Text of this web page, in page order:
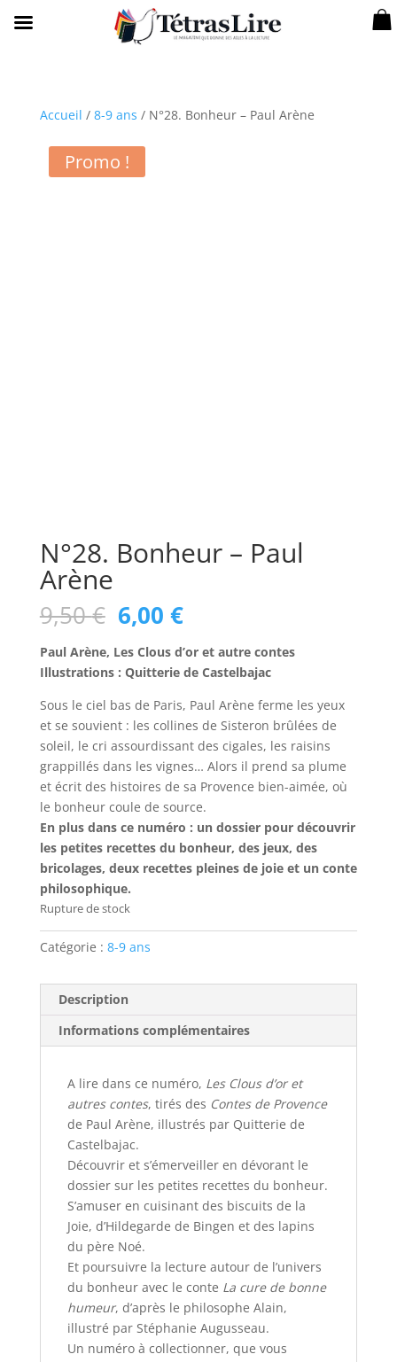
Accueil / 8-9 ans / N°28. Bonheur – Paul Arène
Promo !
N°28. Bonheur – Paul
Arène
9,50€ Le
prix
initial
était :
9,50 €.
6,00 €Le
prix
actuel
est :
6,00 €.
Paul Arène, Les Clous d’or et autre contes
Illustrations : Quitterie de Castelbajac
Sous le ciel bas de Paris, Paul Arène ferme les yeux
et se souvient : les collines de Sisteron brûlées de
soleil, le cri assourdissant des cigales, les raisins
grappillés dans les vignes… Alors il prend sa plume
et écrit des histoires de sa Provence bien-aimée, où
le bonheur coule de source.
En plus dans ce numéro : un dossier pour découvrir
les petites recettes du bonheur, des jeux, des
bricolages, deux recettes pleines de joie et un conte
philosophique.
Rupture de stock
Catégorie : 8-9 ans
Description
Informations complémentaires
A lire dans ce numéro, Les Clous d’or et
autres contes, tirés des Contes de Provence
de Paul Arène, illustrés par Quitterie de
Castelbajac.
Découvrir et s’émerveiller en dévorant le
dossier sur les petites recettes du bonheur.
S’amuser en cuisinant des biscuits de la
Joie, d’Hildegarde de Bingen et des lapins
du père Noé.
Et poursuivre la lecture autour de l’univers
du bonheur avec le conte La cure de bonne
humeur, d’après le philosophe Alain,
illustré par Stéphanie Augusseau.
Un numéro à collectionner, que vous